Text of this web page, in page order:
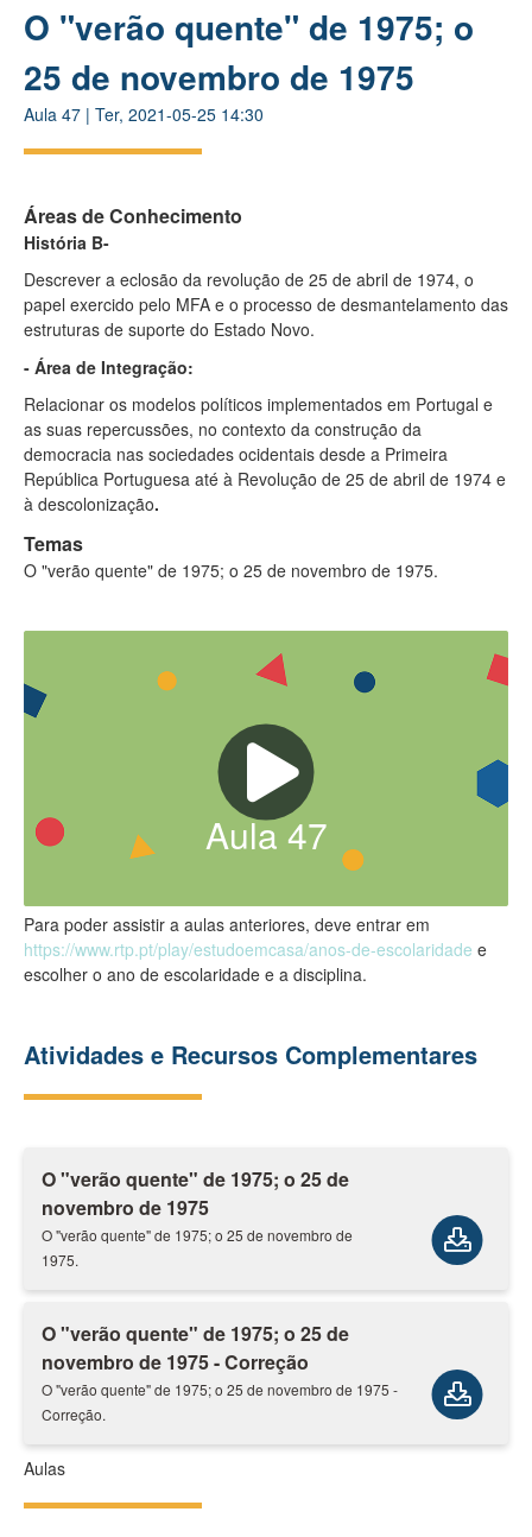
O "verão quente" de 1975; o
25 de novembro de 1975
Aula 47 | Ter, 2021-05-25 14:30
Áreas de Conhecimento
História B-
Descrever a eclosão da revolução de 25 de abril de 1974, o
papel exercido pelo MFA e o processo de desmantelamento das
estruturas de suporte do Estado Novo.
- Área de Integração:
Relacionar os modelos políticos implementados em Portugal e
as suas repercussões, no contexto da construção da
democracia nas sociedades ocidentais desde a Primeira
República Portuguesa até à Revolução de 25 de abril de 1974 e
à descolonização.
Temas
O "verão quente" de 1975; o 25 de novembro de 1975.
Aula47
Para poder assistir a aulas anteriores, deve entrar em
https://www.rtp.pt/play/estudoemcasa/anos-de-escolaridade e
escolher o ano de escolaridade e a disciplina.
Atividades e Recursos Complementares
O "verão quente" de 1975; o 25 de
novembro de 1975
O "verão quente" de 1975; o 25 de novembro de
1975.
O "verão quente" de 1975; o 25 de
novembro de 1975 - Correção
O "verão quente" de 1975; o 25 de novembro de 1975 -
Correção.
Aulas